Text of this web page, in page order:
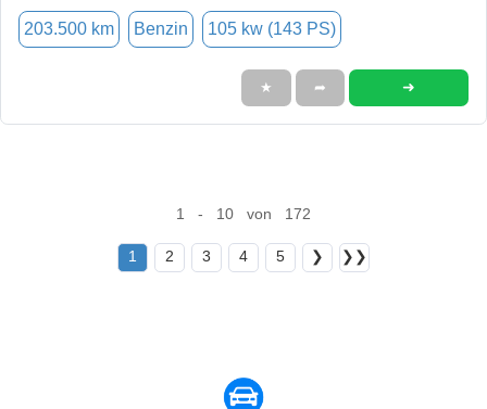
203.500 km Benzin 105 kw (143 PS)
★ ➦ ➜
1 - 10 von 172
1 2 3 4 5 ❯ ❯❯